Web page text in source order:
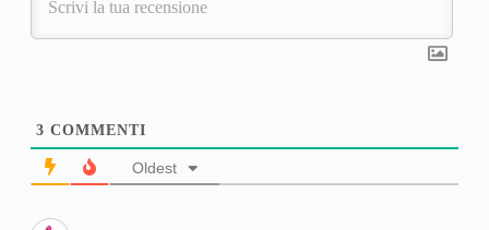
3 COMMENTI
Oldest